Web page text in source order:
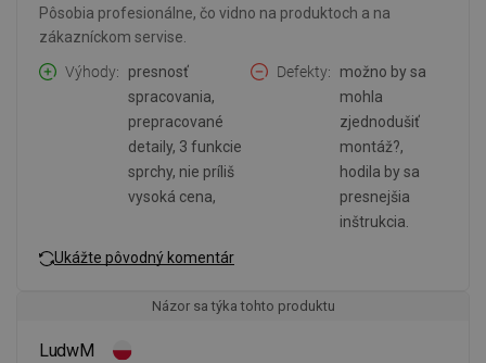
Pôsobia profesionálne, čo vidno na produktoch a na
zákazníckom servise.
Výhody
presnosť
spracovania,
prepracované
detaily, 3 funkcie
sprchy, nie príliš
vysoká cena,
Defekty
možno by sa
mohla
zjednodušiť
montáž?,
hodila by sa
presnejšia
inštrukcia.
Ukážte pôvodný komentár
Názor sa týka tohto produktu
LudwM